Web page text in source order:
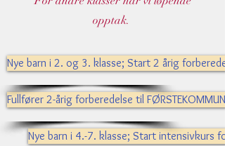
opptak.
Nye barn i 2. og 3. klasse; Start 2 årig
Fullfører 2-årig forberedelse til
Nye barn i 4.-7. klasse; Start intensivkurs